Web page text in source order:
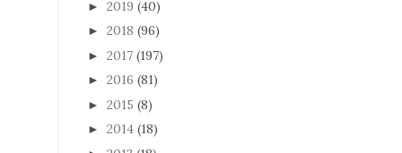
► 2019 (40)
► 2018 (96)
► 2017 (197)
► 2016 (81)
► 2015 (8)
► 2014 (18)